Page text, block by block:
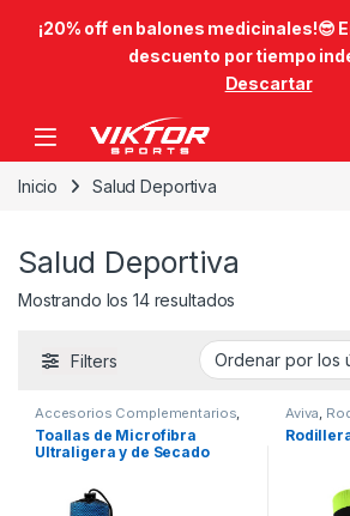
​¡20% off en balones medicinales!😎​
descuento por tiempo
Descartar
Skip to navigation
Skip to content
Inicio Salud Deportiva
Salud Deportiva
Mostrando los 14 resultados
Filters
Accesorios Complementarios,
Fitness Salud Deportiva
Toallas de Microfibra
Ultraligera y de Secado
Aviva,
Salud